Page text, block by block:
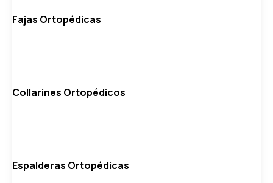
Fajas Ortopédicas
Collarines Ortopédicos
Espalderas Ortopédicas